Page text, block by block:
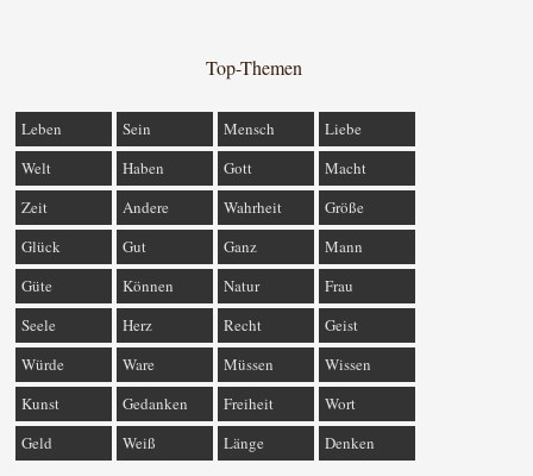
Top-Themen
Leben Sein Mensch
Liebe
Welt
Haben Gott
Macht
Zeit
Andere Wahrheit
Größe
Glück
Gut Ganz
Mann
Güte
Können Natur
Frau
Seele
Herz Recht
Geist
Würde
Ware Müssen
Wissen
Kunst
Gedanken Freiheit
Wort
Geld
Weiß Länge Denken